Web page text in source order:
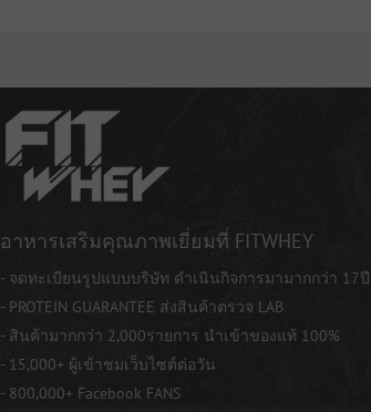
อาหารเสริมคุณภาพเยี่ยมที่ FITWHEY
- จดทะเบียนรูปแบบบริษัท ดำเนินกิจการมามากกว่า 17ปี
- PROTEIN GUARANTEE ส่งสินค้าตรวจ LAB
- สินค้ามากกว่า 2,000รายการ นำเข้าของแท้ 100%
- 15,000+ ผู้เข้าชมเว็บไซต์ต่อวัน
- 800,000+ Facebook FANS